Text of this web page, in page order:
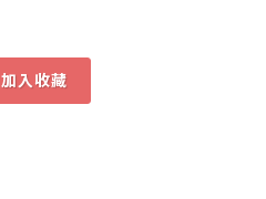
加入收藏